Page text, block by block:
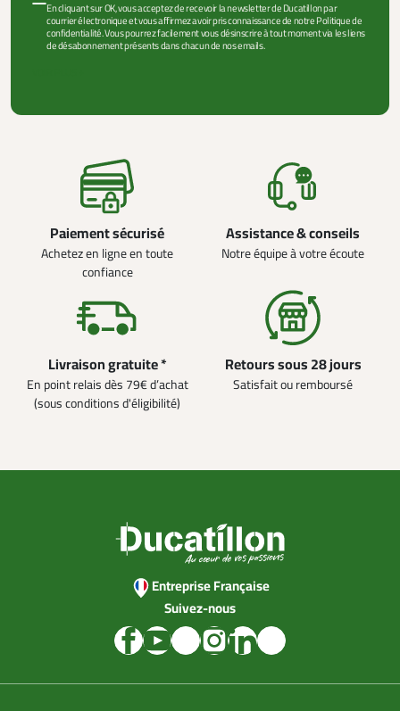
En cliquant sur OK, vous acceptez de recevoir la newsletter de Ducatillon par
courrier électronique et vous affirmez avoir pris connaissance de notre Politique de
confidentialité. Vous pourrez facilement vous désinscrire à tout moment via les liens
de désabonnement présents dans chacun de nos emails.
Paiement sécurisé
Achetez en ligne en toute
confiance
Assistance & conseils
Notre équipe à votre écoute
Livraison gratuite *
En point relais dès 79€ d’achat
(sous conditions d'éligibilité)
Retours sous 28 jours
Satisfait ou remboursé
Entreprise Française
Suivez-nous